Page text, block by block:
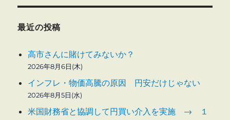
最近の投稿
高市さんに賭けてみないか？
2026年8月6日(木)
インフレ・物価高騰の原因 円安だけじゃない
2026年8月5日(水)
米国財務省と協調して円買い介入を実施 → １